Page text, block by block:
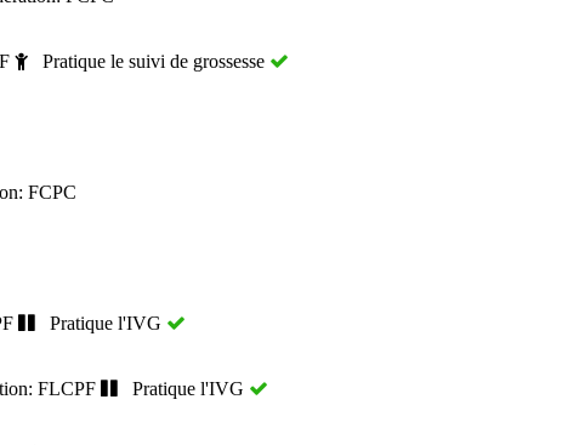
Pratique le suivi de grossesse
FCPC
Pratique l'IVG
FLCPF
Pratique l'IVG